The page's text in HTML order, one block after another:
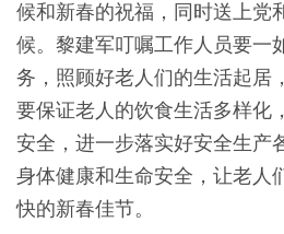
候和新春的祝福，同时送上党
候。黎建军叮嘱工作人员要一
务，照顾好老人们的生活起居
要保证老人的饮食生活多样化
安全，进一步落实好安全生产
身体健康和生命安全，让老人
快的新春佳节。